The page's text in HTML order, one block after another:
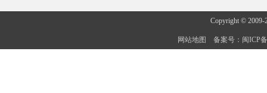
Copyright © 2009-
网站地图 备案号：闽ICP